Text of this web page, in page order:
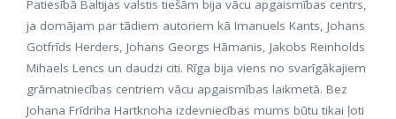
Patiesībā Baltijas valstis tiešām bija vācu apgaismības centrs,
ja domājam par tādiem autoriem kā Imanuels Kants, Johans
Gotfrīds Herders, Johans Georgs Hāmanis, Jakobs Reinholds
Mihaels Lencs un daudzi citi. Rīga bija viens no svarīgākajiem
grāmatniecības centriem vācu apgaismības laikmetā. Bez
Johana Frīdriha Hartknoha izdevniecības mums būtu tikai ļoti